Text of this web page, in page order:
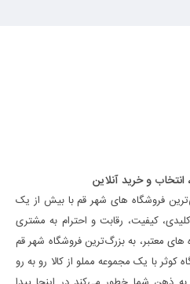
انتخاب و خرید آنلاین
فروشگاه های شهر قم با بیش از یک
کیفیت، رقابت و احترام به مشتری
معتبر، به بزرگ‌ترین فروشگاه شهر قم
با یک مجموعه مملو از کالا رو به رو